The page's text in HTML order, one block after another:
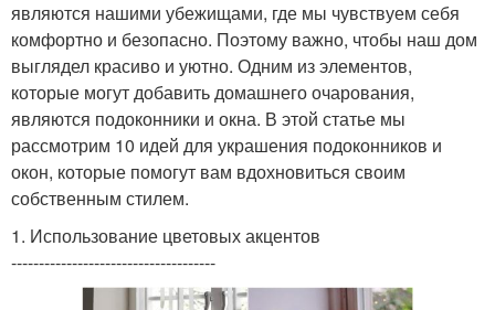
являются нашими убежищами, где мы чувствуем себя
комфортно и безопасно. Поэтому важно, чтобы наш дом
выглядел красиво и уютно. Одним из элементов,
которые могут добавить домашнего очарования,
являются подоконники и окна. В этой статье мы
рассмотрим 10 идей для украшения подоконников и
окон, которые помогут вам вдохновиться своим
собственным стилем.
1. Использование цветовых акцентов
-------------------------------------